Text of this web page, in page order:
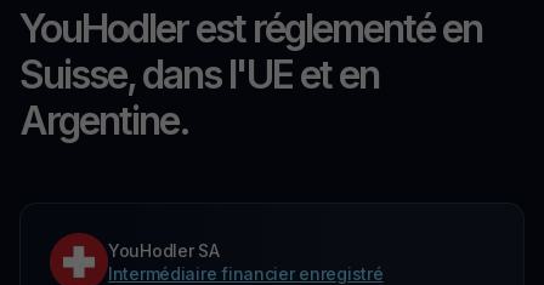
YouHodler est réglementé en
Suisse, dans l'UE et en
Argentine.
YouHodler SA
Intermédiaire financier enregistré